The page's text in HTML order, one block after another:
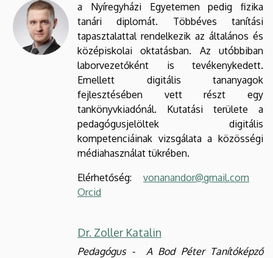
a Nyíregyházi Egyetemen pedig fizika
tanári diplomát. Többéves tanítási
tapasztalattal rendelkezik az általános és
középiskolai oktatásban. Az utóbbiban
laborvezetőként is tevékenykedett.
Emellett digitális tananyagok
fejlesztésében vett részt egy
tankönyvkiadónál. Kutatási területe a
pedagógusjelöltek digitális
kompetenciáinak vizsgálata a közösségi
médiahasználat tükrében.
Elérhetőség: vonanandor@gmail.com
Orcid
Dr. Zoller Katalin
Pedagógus - A Bod Péter Tanítóképző